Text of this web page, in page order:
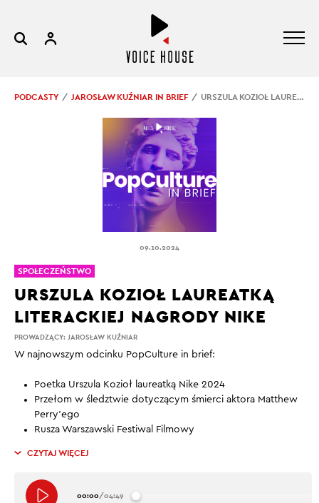
PODCASTY JAROSŁAW KUŹNIAR IN BRIEF URSZULA KOZIOŁ LAUREATKĄ LITERACKIEJ NAGRODY NIKE
09.10.2024
PROWADZĄCY: JAROSŁAW KUŹNIAR
URSZULA KOZIOŁ LAUREATKĄ
LITERACKIEJ NAGRODY NIKE
W najnowszym odcinku PopCulture in brief:
Poetka Urszula Kozioł laureatką Nike 2024
Przełom w śledztwie dotyczącym śmierci aktora Matthew
Perry’ego
Rusza Warszawski Festiwal Filmowy
CZYTAJ WIĘCEJ
00:00/04:49
SPOŁECZEŃSTWO